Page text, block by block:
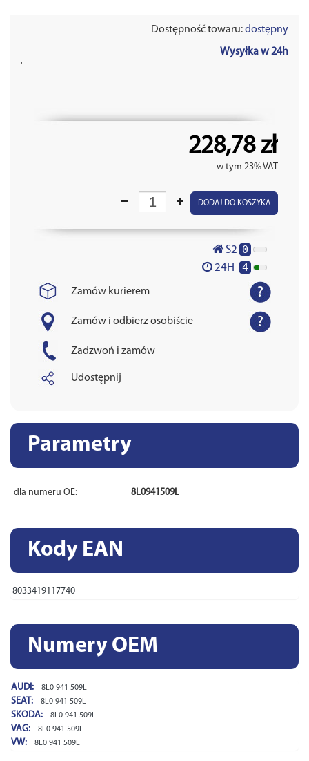
Dostępność towaru:dostępny
Wysyłka w 24h
'
228,78 zł
w tym 23% VAT
DODAJ DO KOSZYKA
S2 0
24H 4
Zamów kurierem
Zamów i odbierz osobiście
Zadzwoń i zamów
Udostępnij
Parametry
dla numeru OE: 8L0941509L
Kody EAN
8033419117740
Numery OEM
AUDI: 8L0 941 509L
SEAT: 8L0 941 509L
SKODA: 8L0 941 509L
VAG: 8L0 941 509L
VW: 8L0 941 509L